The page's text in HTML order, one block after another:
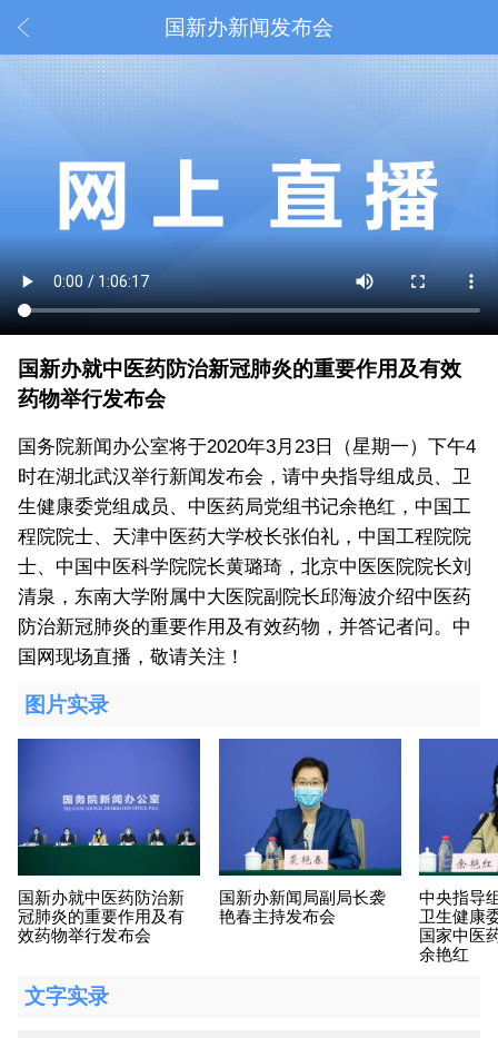
国新办新闻发布会
国新办就中医药防治新冠肺炎的重要作用及有效
药物举行发布会
国务院新闻办公室将于2020年3月23日（星期一）下午4
时在湖北武汉举行新闻发布会，请中央指导组成员、卫
生健康委党组成员、中医药局党组书记余艳红，中国工
程院院士、天津中医药大学校长张伯礼，中国工程院院
士、中国中医科学院院长黄璐琦，北京中医医院院长刘
清泉，东南大学附属中大医院副院长邱海波介绍中医药
防治新冠肺炎的重要作用及有效药物，并答记者问。中
国网现场直播，敬请关注！
图片实录
国新办就中医药防治新
冠肺炎的重要作用及有
效药物举行发布会
国新办新闻局副局长袭
艳春主持发布会
中央指导
卫生健康
国家中医
余艳红
文字实录